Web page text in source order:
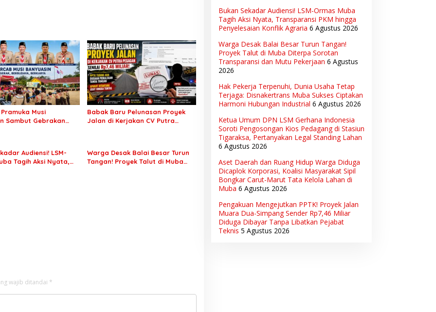
Musi
Sambut Gebrakan
Peluang Emas
Babak Baru Pelunasan Proyek
Jalan di Kerjakan CV Putra
Aparat Ditantang Usut Hingga
Tuntas
Audiensi! LSM-
Tagih Aksi Nyata,
Warga Desak Balai Besar Turun
Tangan! Proyek Talut di Muba
wajib ditandai *
Bukan Sekadar Audiensi! LSM-Ormas Muba
Tagih Aksi Nyata, Transparansi PKM hingga
Penyelesaian Konflik Agraria 6 Agustus 2026
Warga Desak Balai Besar Turun Tangan!
Proyek Talut di Muba Diterpa Sorotan
Transparansi dan Mutu Pekerjaan 6 Agustus
2026
Hak Pekerja Terpenuhi, Dunia Usaha Tetap
Terjaga: Disnakertrans Muba Sukses Ciptakan
Harmoni Hubungan Industrial 6 Agustus 2026
Ketua Umum DPN LSM Gerhana Indonesia
Soroti Pengosongan Kios Pedagang di Stasiun
Tigaraksa, Pertanyakan Legal Standing Lahan
6 Agustus 2026
Aset Daerah dan Ruang Hidup Warga Diduga
Dicaplok Korporasi, Koalisi Masyarakat Sipil
Bongkar Carut-Marut Tata Kelola Lahan di
Muba 6 Agustus 2026
Pengakuan Mengejutkan PPTK! Proyek Jalan
Muara Dua-Simpang Sender Rp7,46 Miliar
Diduga Dibayar Tanpa Libatkan Pejabat
Teknis 5 Agustus 2026